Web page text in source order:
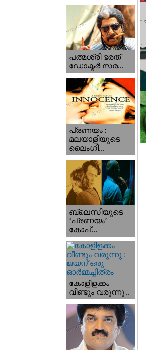
പത്മശ്രീ ഭരത്
ഡോക്ടര്‍ സര...
പ്രണയം :
മലയാളിയുടെ
ലൈംഗി...
ബ്ലെസിയുടെ
‘പ്രണയം’
കോപ്...
കോളിളക്കം
വീണ്ടും വരുന്നു...